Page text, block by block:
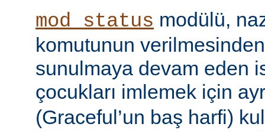
mod_status modülü,
komutunun
sunulmaya devam eden
çocukları imlemek için
(Graceful’un baş harfi)